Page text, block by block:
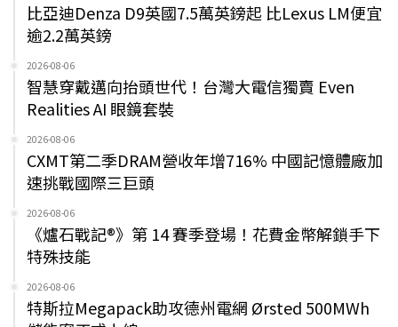
比亞迪Denza D9英國7.5萬英鎊起 比Lexus LM便宜
逾2.2萬英鎊
2026-08-06
智慧穿戴邁向抬頭世代！台灣大電信獨賣 Even
Realities AI 眼鏡套裝
2026-08-06
CXMT第二季DRAM營收年增716% 中國記憶體廠加
速挑戰國際三巨頭
2026-08-06
《爐石戰記®》第 14 賽季登場！花費金幣解鎖手下
特殊技能
2026-08-06
特斯拉Megapack助攻德州電網 Ørsted 500MWh